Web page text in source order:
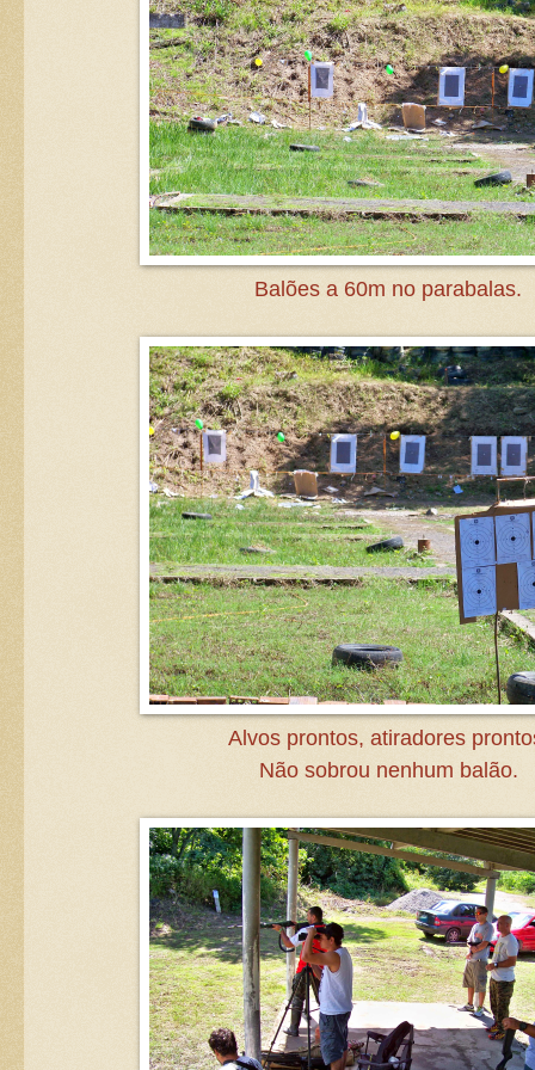
Balões a 60m no parabalas.
Alvos prontos, atiradores
Não sobrou nenhum balão.